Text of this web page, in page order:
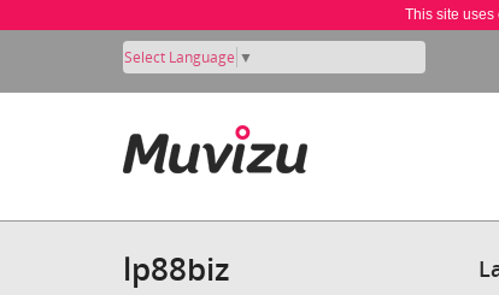
This site uses
Select Language ▼
lp88biz